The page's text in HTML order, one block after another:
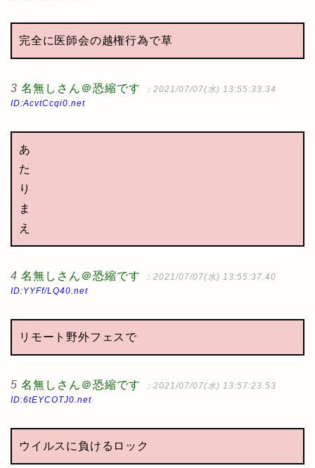
完全に医師会の越権行為で草
3 名無しさん＠恐縮です
：2021/07/07(水) 13:55:33.34
ID:AcvtCcqi0.net
あ
た
り
ま
え
4 名無しさん＠恐縮です
：2021/07/07(水) 13:55:37.40
ID:YYFf/LQ40.net
リモート野外フェスで
5 名無しさん＠恐縮です
：2021/07/07(水) 13:57:23.53
ID:6tEYCOTJ0.net
ウイルスに負けるロック